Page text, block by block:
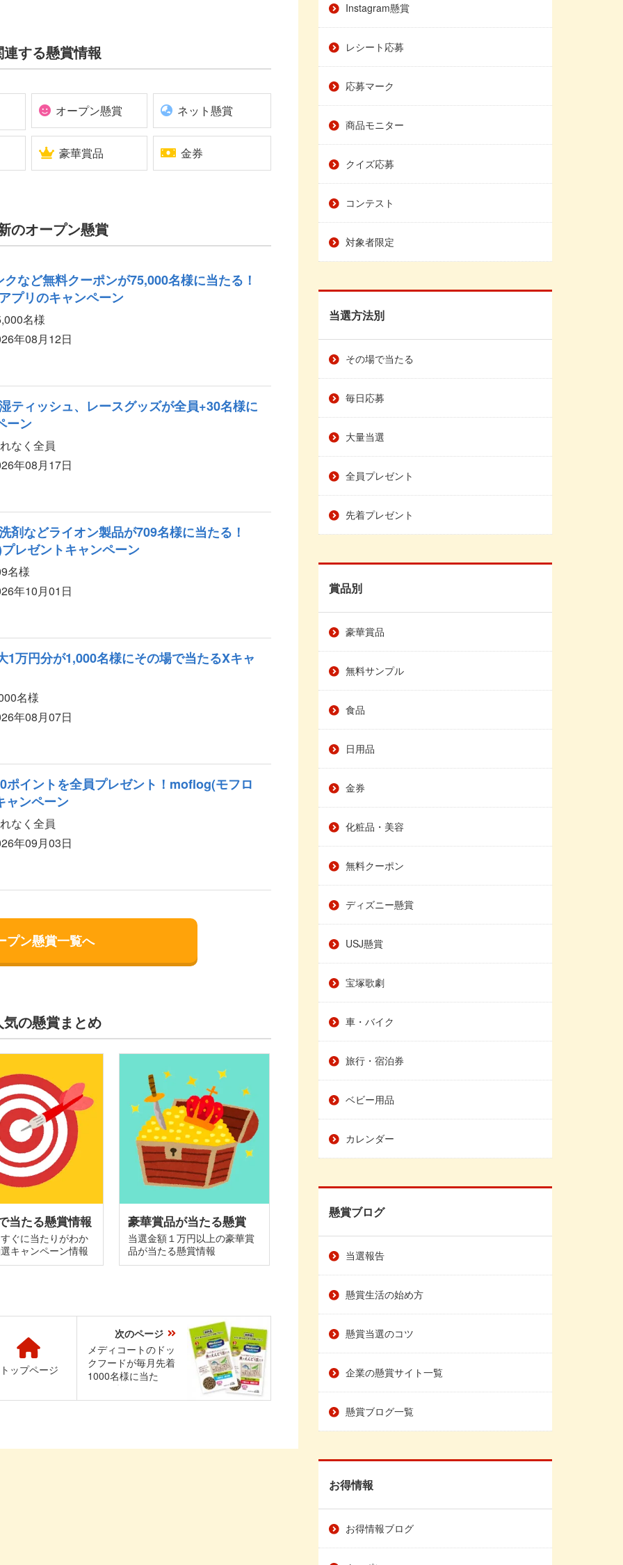
連する懸賞情報
オープン懸賞 ネット懸賞
豪華賞品 金券
のオープン懸賞
など無料クーポンが75,000名様に当たる！
プリのキャンペーン
名様
年08月12日
ティッシュ、レースグッズが全員+30名様に
ーン
なく全員
年08月17日
剤などライオン製品が709名様に当たる！
レゼントキャンペーン
名様
年10月01日
1万円分が1,000名様にその場で当たるXキャ
名様
年08月07日
ポイントを全員プレゼント！moflog(モフロ
ャンペーン
なく全員
年09月03日
プン懸賞一覧へ
気の懸賞まとめ
当たる懸賞情報
ぐに当たりがわか
キャンペーン情報
豪華賞品が当たる懸賞
当選金額１万円以上の豪華賞
品が当たる懸賞情報
次のページ
メディコートのドッ
クフードが毎月先着
1000名様に当た
る！お悩みケアフー
ドサンプリングキャ
トップページ
Instagram懸賞
レシート応募
応募マーク
商品モニター
クイズ応募
コンテスト
対象者限定
当選方法別
その場で当たる
毎日応募
大量当選
全員プレゼント
先着プレゼント
賞品別
豪華賞品
無料サンプル
食品
日用品
金券
化粧品・美容
無料クーポン
ディズニー懸賞
USJ懸賞
宝塚歌劇
車・バイク
旅行・宿泊券
ベビー用品
カレンダー
懸賞ブログ
当選報告
懸賞生活の始め方
懸賞当選のコツ
企業の懸賞サイト一覧
懸賞ブログ一覧
お得情報
お得情報ブログ